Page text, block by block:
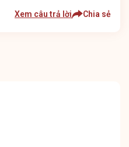
Xem câu trả lời Chia sẻ